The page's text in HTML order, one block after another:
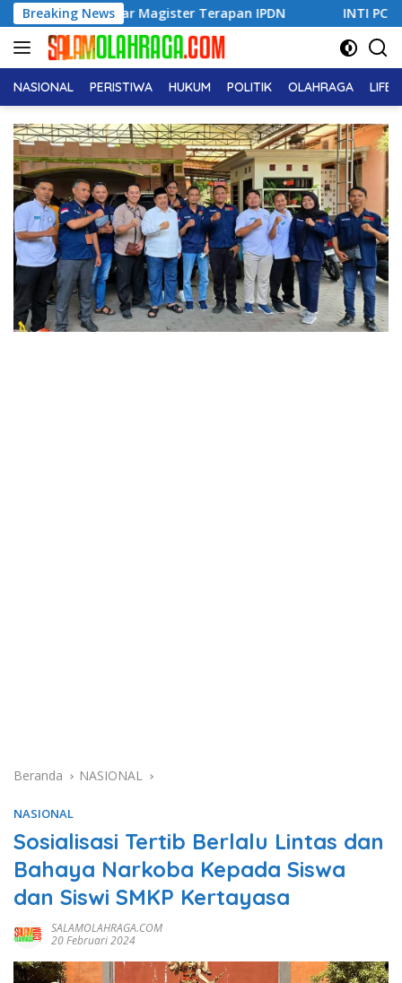
Langsung
ke
konten
Breaking News
Magister Terapan IPDN INTI PC Jombang dan
NASIONAL PERISTIWA HUKUM POLITIK OLAHRAGA
Beranda NASIONAL
NASIONAL
Sosialisasi Tertib Berlalu Lintas dan
Bahaya Narkoba Kepada Siswa
dan Siswi SMKP Kertayasa
SALAMOLAHRAGA.COM
20 Februari 2024